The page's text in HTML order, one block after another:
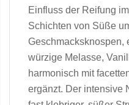
Einfluss der Reifung
Schichten von Süße
Geschmacksknospen,
würzige Melasse,
harmonisch mit
ergänzt. Der intensive